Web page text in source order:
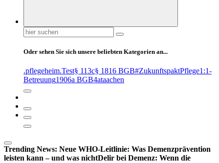
Suchen
nach:
Oder sehen Sie sich unsere beliebten Kategorien an...
.pflegeheim.Test§ 113c§ 1816 BGB#ZukunftspaktPflege1:1-
Betreuung1906a BGB4ataachen
Trending News: Neue WHO-Leitlinie: Was Demenzprävention
leisten kann – und was nichtDelir bei Demenz: Wenn die